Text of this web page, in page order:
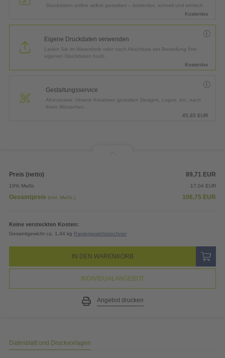
Druckdaten online selbst gestalten – kostenlos, schnell und einfach.
Kostenlos
Eigene Druckdaten verwenden
Laden Sie im Warenkorb oder nach Abschluss der Bestellung Ihre
eigenen Druckdaten hoch.
Kostenlos
Gestaltungsservice
All-inclusive: Unsere Kreativen gestalten Designs, Logos, etc. nach
Ihren Wünschen.
45,83 EUR
Preis (netto) 89,71 EUR
19% MwSt. 17,04 EUR
Gesamtpreis (inkl. MwSt.) 106,75 EUR
Keine versteckten Kosten:
Gesamtgewicht ca. 1,44 kg Papiergewichtsrechner
IN DEN WARENKORB
INDIVIDUALANGEBOT
Angebot drucken
Datenblatt und Druckvorlagen